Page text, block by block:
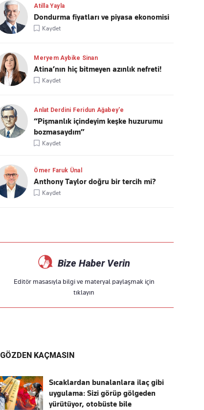
Atilla Yayla
Dondurma fiyatları ve piyasa ekonomisi
Kaydet
Meryem Aybike Sinan
Atina’nın hiç bitmeyen azınlık nefreti!
Kaydet
Anlat Derdini Feridun Ağabey'e
“Pişmanlık içindeyim keşke huzurumu
bozmasaydım”
Kaydet
Ömer Faruk Ünal
Anthony Taylor doğru bir tercih mi?
Kaydet
Bize Haber Verin
Editör masasıyla bilgi ve materyal paylaşmak için
tıklayın
GÖZDEN KAÇMASIN
Sıcaklardan bunalanlara ilaç gibi
uygulama: Sizi görüp gölgeden
yürütüyor, otobüste bile